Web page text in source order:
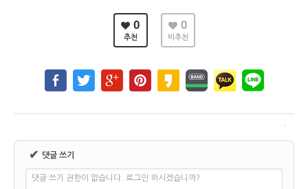
0
추천
0
비추천
✔ 댓글 쓰기
댓글 쓰기 권한이 없습니다. 로그인 하시겠습니까?